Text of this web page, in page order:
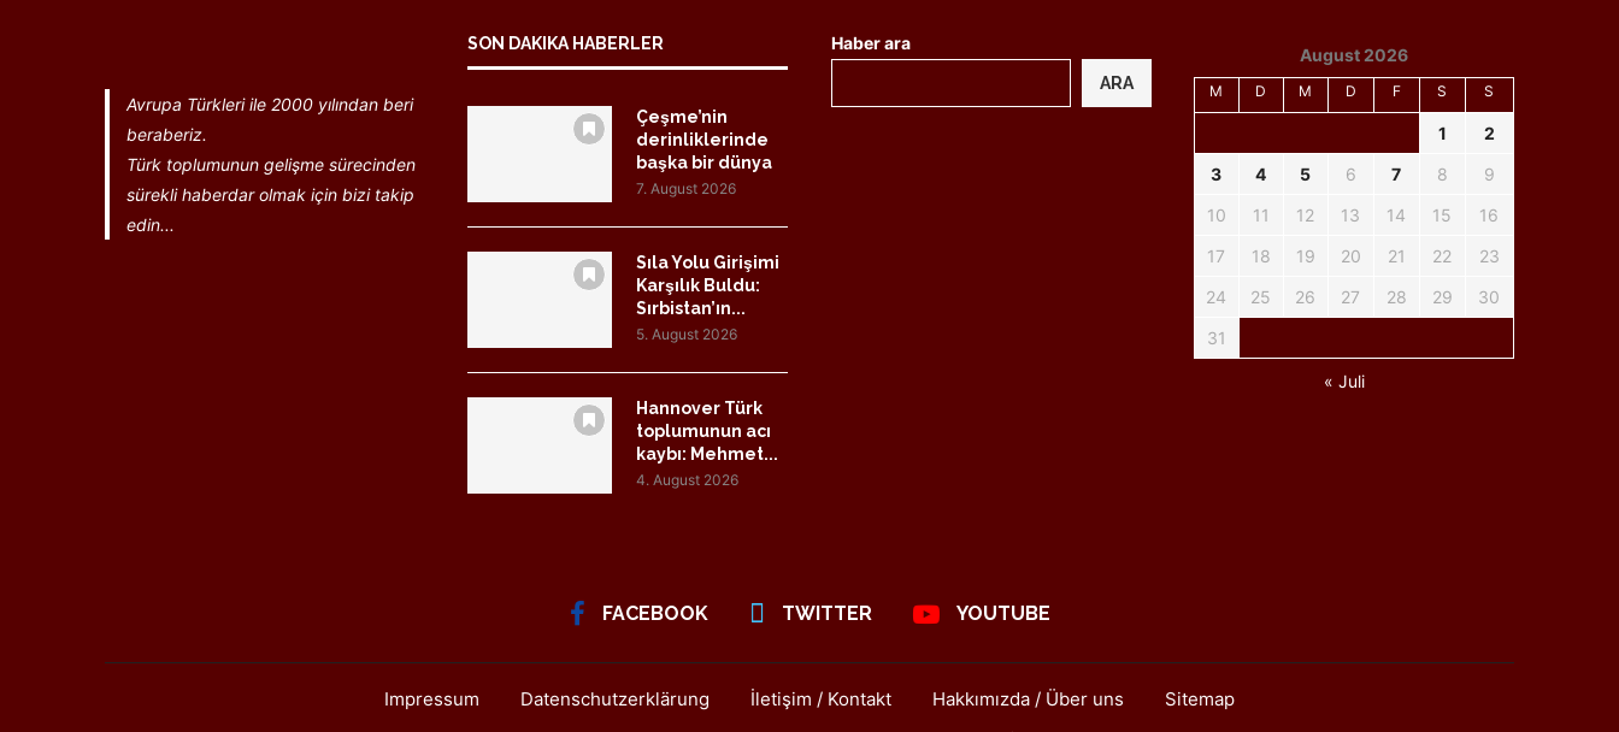
Avrupa Türkleri ile 2000 yılından beri
beraberiz.
Türk toplumunun gelişme sürecinden
sürekli haberdar olmak için bizi takip
edin...
SON DAKIKA HABERLER
Çeşme’nin
derinliklerinde
başka bir dünya
7. August 2026
Sıla Yolu Girişimi
Karşılık Buldu:
Sırbistan’ın...
5. August 2026
Hannover Türk
toplumunun acı
kaybı: Mehmet...
4. August 2026
Haber ara
ARA
August 2026
M D M D F S S
1
2
3
4 5 6 7 8
9
10
11 12 13 14 15
16
17
18 19 20 21 22
23
24
25 26 27 28 29
30
31
« Juli
FACEBOOK TWITTER YOUTUBE
Impressum Datenschutzerklärung İletişim / Kontakt Hakkımızda / Über uns Sitemap